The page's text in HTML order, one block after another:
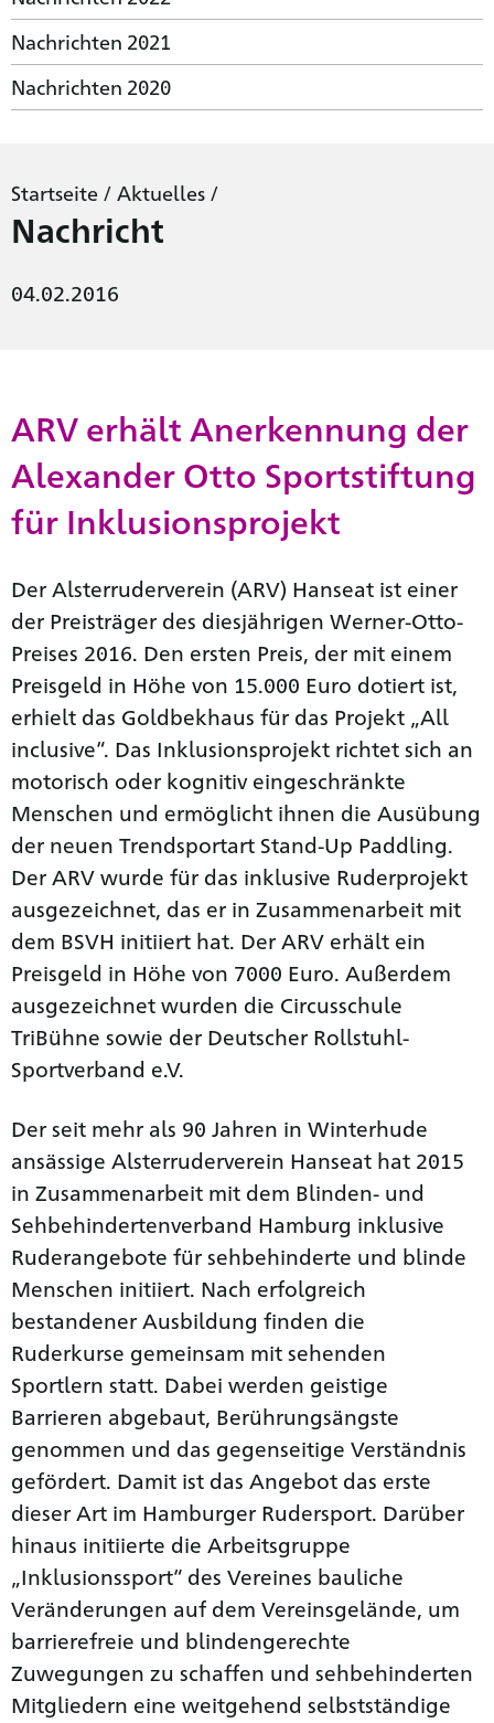
Nachrichten 2021
Nachrichten 2020
Startseite / Aktuelles /
Nachricht
04.02.2016
ARV erhält Anerkennung der
Alexander Otto Sportstiftung
für Inklusionsprojekt
Der Alsterruderverein (ARV) Hanseat ist einer
der Preisträger des diesjährigen Werner-Otto-
Preises 2016. Den ersten Preis, der mit einem
Preisgeld in Höhe von 15.000 Euro dotiert ist,
erhielt das Goldbekhaus für das Projekt „All
inclusive“. Das Inklusionsprojekt richtet sich an
motorisch oder kognitiv eingeschränkte
Menschen und ermöglicht ihnen die Ausübung
der neuen Trendsportart Stand-Up Paddling.
Der ARV wurde für das inklusive Ruderprojekt
ausgezeichnet, das er in Zusammenarbeit mit
dem BSVH initiiert hat. Der ARV erhält ein
Preisgeld in Höhe von 7000 Euro. Außerdem
ausgezeichnet wurden die Circusschule
TriBühne sowie der Deutscher Rollstuhl-
Sportverband e.V.
Der seit mehr als 90 Jahren in Winterhude
ansässige Alsterruderverein Hanseat hat 2015
in Zusammenarbeit mit dem Blinden- und
Sehbehindertenverband Hamburg inklusive
Ruderangebote für sehbehinderte und blinde
Menschen initiiert. Nach erfolgreich
bestandener Ausbildung finden die
Ruderkurse gemeinsam mit sehenden
Sportlern statt. Dabei werden geistige
Barrieren abgebaut, Berührungsängste
genommen und das gegenseitige Verständnis
gefördert. Damit ist das Angebot das erste
dieser Art im Hamburger Rudersport. Darüber
hinaus initiierte die Arbeitsgruppe
„Inklusionssport“ des Vereines bauliche
Veränderungen auf dem Vereinsgelände, um
barrierefreie und blindengerechte
Zuwegungen zu schaffen und sehbehinderten
Mitgliedern eine weitgehend selbstständige